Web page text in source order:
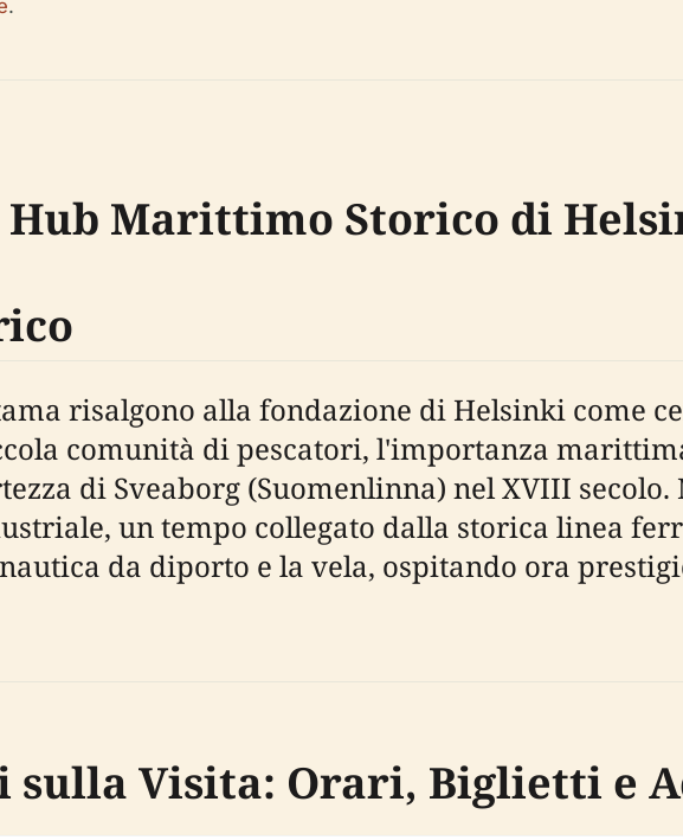
.
Marittimo Storico di
risalgono alla fondazione di Helsinki come
comunità di pescatori, l'importanza
di Sveaborg (Suomenlinna) nel XVIII
un tempo collegato dalla storica linea
da diporto e la vela, ospitando ora
Visita: Orari, Biglietti e